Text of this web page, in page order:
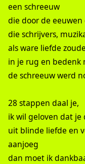
een schreeuw
die door de eeuwen
die schrijvers,
als ware liefde
in je rug en bedenk
de schreeuw werd
28 stappen daal je,
ik wil geloven dat je
uit blinde liefde en
aanjoeg
dan moet ik